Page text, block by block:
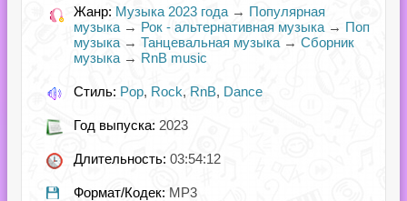
Жанр: Музыка 2023 года → Популярная
музыка → Рок - альтернативная музыка → Поп
музыка → Танцевальная музыка → Сборник
музыка → RnB music
Стиль: Pop, Rock, RnB, Dance
Год выпуска: 2023
Длительность: 03:54:12
Формат/Кодек: MP3